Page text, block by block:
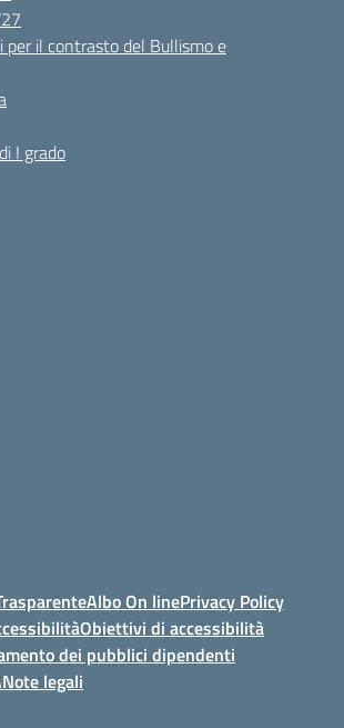
il contrasto del Bullismo e
I grado
Albo On linePrivacy Policy
Obiettivi di accessibilità
dei pubblici dipendenti
Note legali